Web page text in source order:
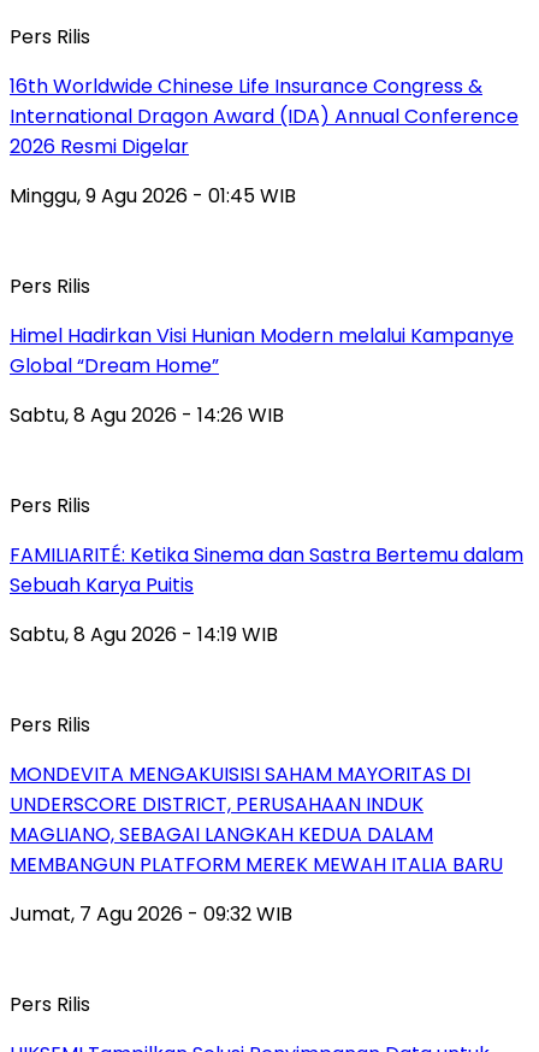
Pers Rilis
16th Worldwide Chinese Life Insurance Congress &
International Dragon Award (IDA) Annual Conference
2026 Resmi Digelar
Minggu, 9 Agu 2026 - 01:45 WIB
Pers Rilis
Himel Hadirkan Visi Hunian Modern melalui Kampanye
Global “Dream Home”
Sabtu, 8 Agu 2026 - 14:26 WIB
Pers Rilis
FAMILIARITÉ: Ketika Sinema dan Sastra Bertemu dalam
Sebuah Karya Puitis
Sabtu, 8 Agu 2026 - 14:19 WIB
Pers Rilis
MONDEVITA MENGAKUISISI SAHAM MAYORITAS DI
UNDERSCORE DISTRICT, PERUSAHAAN INDUK
MAGLIANO, SEBAGAI LANGKAH KEDUA DALAM
MEMBANGUN PLATFORM MEREK MEWAH ITALIA BARU
Jumat, 7 Agu 2026 - 09:32 WIB
Pers Rilis